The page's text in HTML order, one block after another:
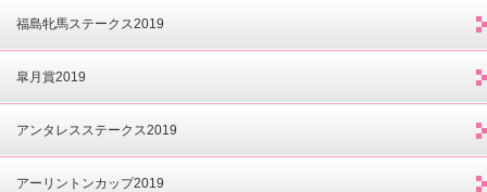
福島牝馬ステークス2019
皐月賞2019
アンタレスステークス2019
アーリントンカップ2019